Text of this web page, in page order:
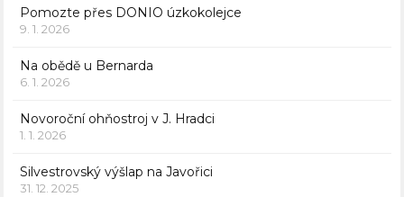
Pomozte přes DONIO úzkokolejce
9. 1. 2026
Na obědě u Bernarda
6. 1. 2026
Novoroční ohňostroj v J. Hradci
1. 1. 2026
Silvestrovský výšlap na Javořici
31. 12. 2025